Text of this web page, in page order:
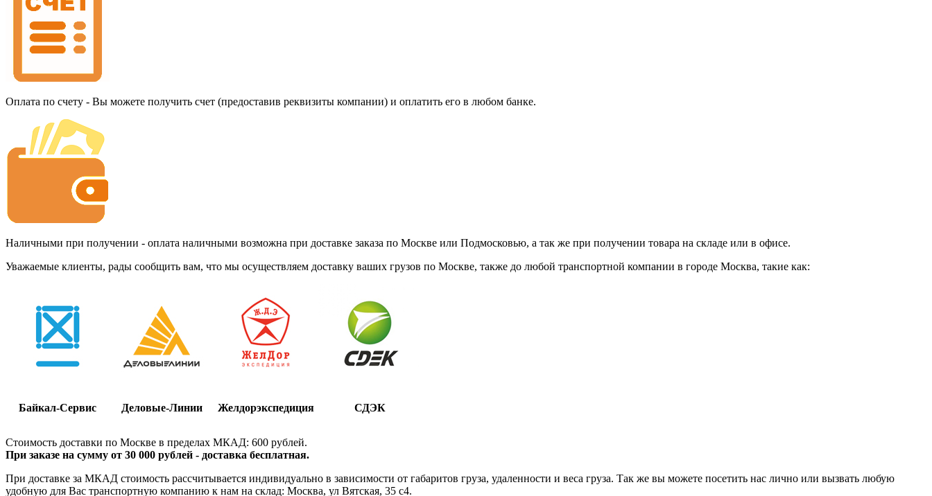
Оплата по счету - Вы можете получить счет (предоставив реквизиты компании) и оплатить его в любом банке.
Наличными при получении - оплата наличными возможна при доставке заказа по Москве или Подмосковью, а так же при получении товара на складе или в офисе.
Уважаемые клиенты, рады сообщить вам, что мы осуществляем доставку ваших грузов по Москве, также до любой транспортной компании в городе Москва, такие как:
Байкал-Сервис Деловые-Линии Желдорэкспедиция СДЭК
Стоимость доставки по Москве в пределах МКАД: 600 рублей.
При заказе на сумму от 30 000 рублей - доставка бесплатная.
При доставке за МКАД стоимость рассчитывается индивидуально в зависимости от габаритов груза, удаленности и веса груза. Так же вы можете посетить нас лично или вызвать любую
удобную для Вас транспортную компанию к нам на склад: Москва, ул Вятская, 35 c4.